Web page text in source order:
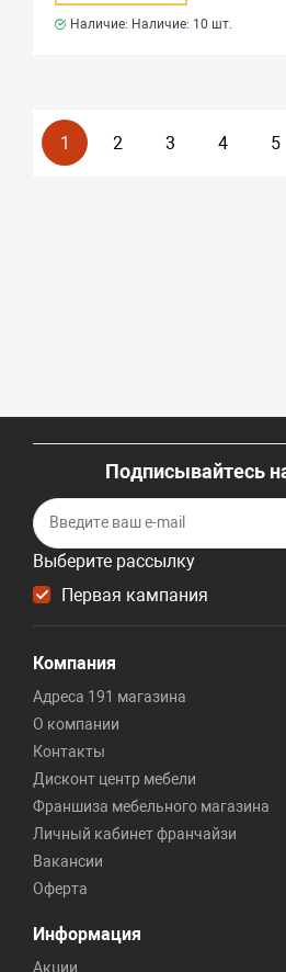
Наличие: Наличие: 10 шт.
1 2 3 4 5
Подписывайтесь
Выберите рассылку
Первая кампания
Компания
Адреса 191 магазина
О компании
Контакты
Дисконт центр мебели
Франшиза мебельного магазина
Личный кабинет франчайзи
Вакансии
Оферта
Информация
Акции